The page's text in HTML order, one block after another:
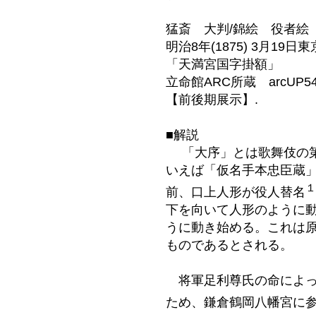
猛斎 大判/錦絵 役者
明治8年(1875) 3月19日東
「天満宮国字掛額」
立命館ARC所蔵
【前後期展示】.
■解説
「大序」とは歌舞伎
いえば「仮名手本忠臣蔵
前、口上人形が役人替名 １
下を向いて人形のように
うに動き始める。これは
ものであるとされる。
将軍足利尊氏の命によ
ため、鎌倉鶴岡八幡宮に